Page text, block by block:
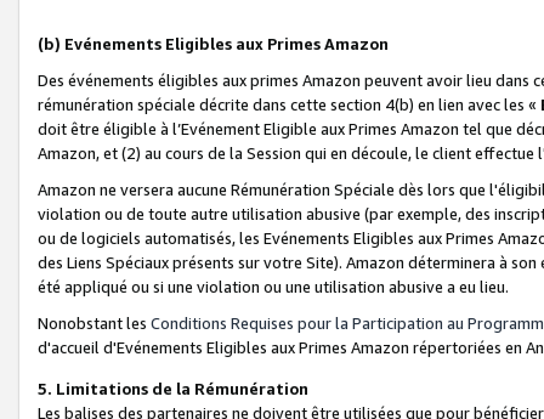
(b) Evénements Eligibles aux Primes Amazon
Des événements éligibles aux primes Amazon peuvent avoir lieu dans
rémunération spéciale décrite dans cette section 4(b) en lien avec les «
doit être éligible à l’Evénement Eligible aux Primes Amazon tel que
Amazon, et (2) au cours de la Session qui en découle, le client
Amazon ne versera aucune Rémunération Spéciale dès lors que
violation ou de toute autre utilisation abusive (par exemple, des
ou de logiciels automatisés, les Evénements Eligibles aux Primes
des Liens Spéciaux présents sur votre Site). Amazon déterminera à
été appliqué ou si une violation ou une utilisation abusive a eu lieu.
Nonobstant les Conditions Requises pour la Participation au
d'accueil d'Evénements Eligibles aux Primes Amazon répertoriées en
5. Limitations de la Rémunération
Les balises des partenaires ne doivent être utilisées que pour